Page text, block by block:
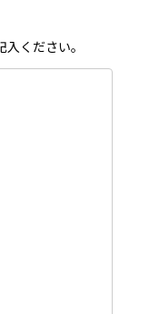
ください。